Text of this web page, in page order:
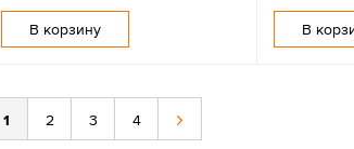
В корзину В
1 2 3 4